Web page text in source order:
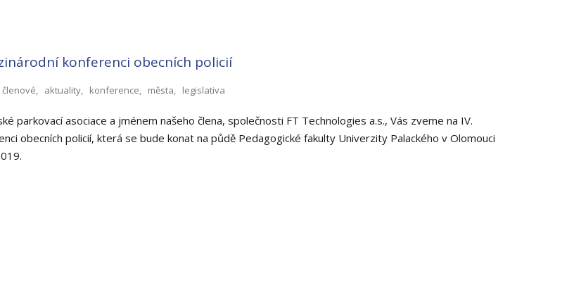
konferenci obecních policií
členové aktuality konference města legislativa
parkovací asociace a jménem našeho člena, společnosti FT Technologies a.s., Vás zveme na IV.
obecních policií, která se bude konat na půdě Pedagogické fakulty Univerzity Palackého v Olomouci